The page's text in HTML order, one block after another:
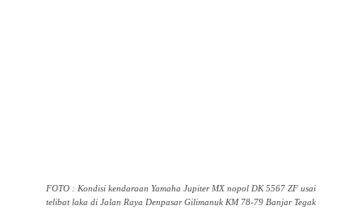
FOTO : Kondisi kendaraan Yamaha Jupiter MX nopol DK 5567 ZF usai
telibat laka di Jalan Raya Denpasar Gilimanuk KM 78-79 Banjar Tegak